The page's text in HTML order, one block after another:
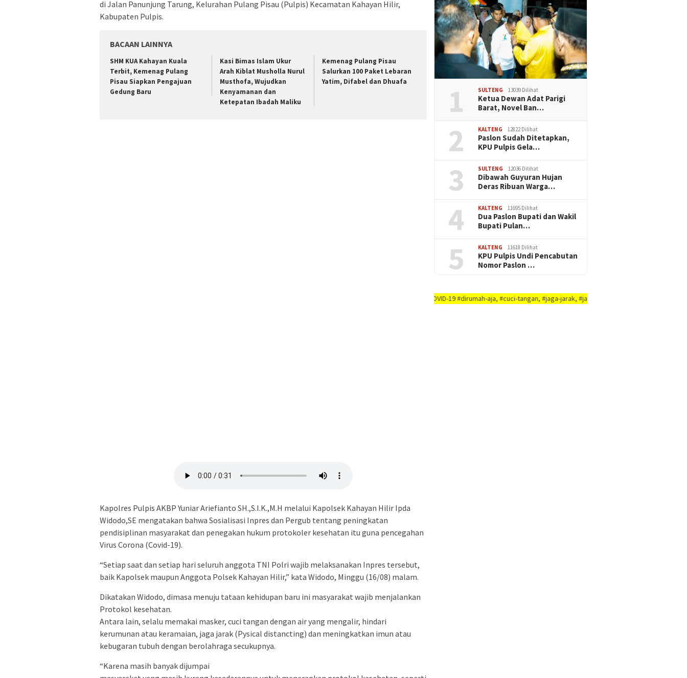
di Jalan Panunjung Tarung, Kelurahan Pulang Pisau (Pulpis) Kecamatan Kahayan Hilir,
Kabupaten Pulpis.
BACAAN LAINNYA
SHM KUA Kahayan Kuala
Terbit, Kemenag Pulang
Pisau Siapkan Pengajuan
Gedung Baru
Kasi Bimas Islam Ukur
Arah Kiblat Musholla Nurul
Musthofa, Wujudkan
Kenyamanan dan
Ketepatan Ibadah Maliku
Kemenag Pulang Pisau
Salurkan 100 Paket Lebaran
Yatim, Difabel dan Dhuafa
Kapolres Pulpis AKBP Yuniar Ariefianto SH.,S.I.K.,M.H melalui Kapolsek Kahayan Hilir Ipda
Widodo,SE mengatakan bahwa Sosialisasi Inpres dan Pergub tentang peningkatan
pendisiplinan masyarakat dan penegakan hukum protokoler kesehatan itu guna pencegahan
Virus Corona (Covid-19).
“Setiap saat dan setiap hari seluruh anggota TNI Polri wajib melaksanakan Inpres tersebut,
baik Kapolsek maupun Anggota Polsek Kahayan Hilir,” kata Widodo, Minggu (16/08) malam.
Dikatakan Widodo, dimasa menuju tataan kehidupan baru ini masyarakat wajib menjalankan
Protokol kesehatan.
Antara lain, selalu memakai masker, cuci tangan dengan air yang mengalir, hindari
kerumunan atau keramaian, jaga jarak (Pysical distancting) dan meningkatkan imun atau
kebugaran tubuh dengan berolahraga secukupnya.
“Karena masih banyak dijumpai
1 SULTENG 13039 Dilihat
Ketua Dewan Adat Parigi
Barat, Novel Ban…
2 KALTENG 12822 Dilihat
Paslon Sudah Ditetapkan,
KPU Pulpis Gela…
3 SULTENG 12036 Dilihat
Dibawah Guyuran Hujan
Deras Ribuan Warga…
4 KALTENG 11695 Dilihat
Dua Paslon Bupati dan Wakil
Bupati Pulan…
5 KALTENG 11618 Dilihat
KPU Pulpis Undi Pencabutan
Nomor Paslon …
AYO PUTUSKAN RANTAI COVID-19 #dirumah-aja, #cuci-tangan, #jaga-jarak, #jaga-imunitas-tubuh, #rajin-bersikan-diri-&-